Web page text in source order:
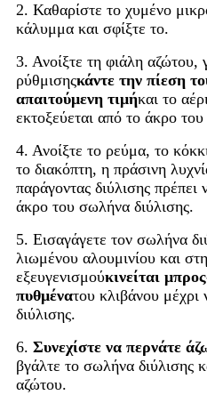
2. Καθαρίστε το χυμένο
κάλυμμα και σφίξτε το.
3. Ανοίξτε τη φιάλη αζώτου,
ρύθμισηςκάντε την πίεση
απαιτούμενη τιμήκαι το
εκτοξεύεται από το άκρο
4. Ανοίξτε το ρεύμα, το
το διακόπτη, η πράσινη
παράγοντας διύλισης
άκρο του σωλήνα διύλισης.
5. Εισαγάγετε τον σωλήνα
λιωμένου αλουμινίου και
εξευγενισμούκινείται
πυθμένατου κλιβάνου μέχρι
διύλισης.
6. Συνεχίστε να περνάτε
βγάλτε το σωλήνα διύλισης
αζώτου.